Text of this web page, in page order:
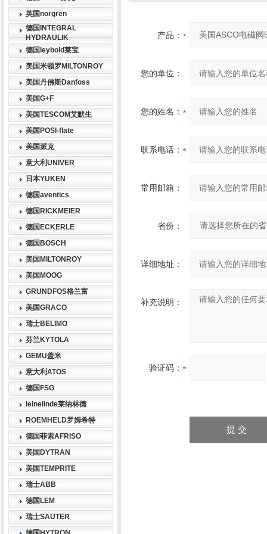
英国norgren
德国INTEGRAL
HYDRAULIK
德国leybold莱宝
美国米顿罗MILTONROY
美国丹佛斯Danfoss
美国G+F
美国TESCOM艾默生
美国POSI-flate
美国派克
意大利UNIVER
日本YUKEN
德国aventics
德国RICKMEIER
德国ECKERLE
德国BOSCH
美国MILTONROY
美国MOOG
GRUNDFOS格兰富
美国GRACO
瑞士BELIMO
芬兰KYTOLA
GEMU盖米
意大利ATOS
德国FSG
leinelinde莱纳林德
ROEMHELD罗姆希特
德国菲索AFRISO
美国DYTRAN
美国TEMPRITE
瑞士ABB
德国LEM
瑞士SAUTER
产品：
您的单位：
您的姓名：
联系电话：
常用邮箱：
省份：
详细地址：
补充说明：
验证码：